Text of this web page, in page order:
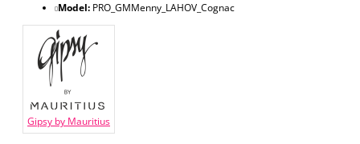
Model: PRO_GMMenny_LAHOV_Cognac
Gipsy by Mauritius